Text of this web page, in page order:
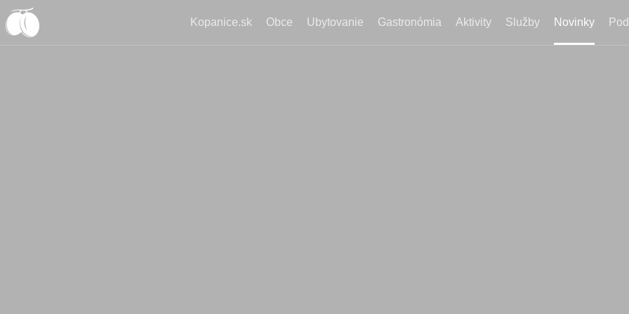
Kopanice.sk Obce Ubytovanie Gastronómia Aktivity Služby Novinky